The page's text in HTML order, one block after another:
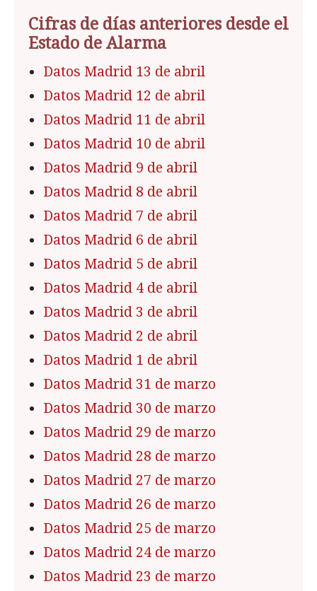
Cifras de días anteriores desde el
Estado de Alarma
Datos Madrid 13 de abril
Datos Madrid 12 de abril
Datos Madrid 11 de abril
Datos Madrid 10 de abril
Datos Madrid 9 de abril
Datos Madrid 8 de abril
Datos Madrid 7 de abril
Datos Madrid 6 de abril
Datos Madrid 5 de abril
Datos Madrid 4 de abril
Datos Madrid 3 de abril
Datos Madrid 2 de abril
Datos Madrid 1 de abril
Datos Madrid 31 de marzo
Datos Madrid 30 de marzo
Datos Madrid 29 de marzo
Datos Madrid 28 de marzo
Datos Madrid 27 de marzo
Datos Madrid 26 de marzo
Datos Madrid 25 de marzo
Datos Madrid 24 de marzo
Datos Madrid 23 de marzo